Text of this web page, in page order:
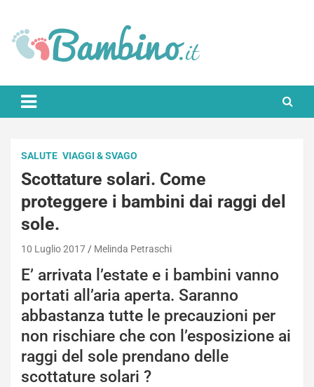
content
Bambino.it
SALUTE VIAGGI & SVAGO
Scottature solari. Come
proteggere i bambini dai raggi del
sole.
10 Luglio 2017 Melinda Petraschi
E’ arrivata l’estate e i bambini vanno
portati all’aria aperta. Saranno
abbastanza tutte le precauzioni per
non rischiare che con l’esposizione ai
raggi del sole prendano delle
scottature solari ?